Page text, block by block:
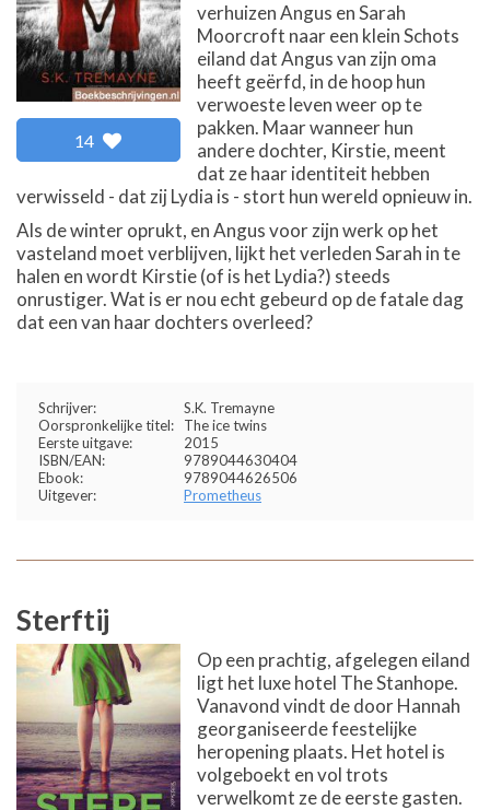
14
verhuizen Angus en Sarah
Moorcroft naar een klein Schots
eiland dat Angus van zijn oma
heeft geërfd, in de hoop hun
verwoeste leven weer op te
pakken. Maar wanneer hun
andere dochter, Kirstie, meent
dat ze haar identiteit hebben
verwisseld - dat zij Lydia is - stort hun wereld opnieuw in.
Als de winter oprukt, en Angus voor zijn werk op het
vasteland moet verblijven, lijkt het verleden Sarah in te
halen en wordt Kirstie (of is het Lydia?) steeds
onrustiger. Wat is er nou echt gebeurd op de fatale dag
dat een van haar dochters overleed?
Schrijver:
S.K. Tremayne
Oorspronkelijke titel:
The ice twins
Eerste uitgave:
2015
ISBN/EAN:
9789044630404
Ebook:
9789044626506
Uitgever:
Prometheus
Sterftij
Op een prachtig, afgelegen eiland
ligt het luxe hotel The Stanhope.
Vanavond vindt de door Hannah
georganiseerde feestelijke
heropening plaats. Het hotel is
volgeboekt en vol trots
verwelkomt ze de eerste gasten.